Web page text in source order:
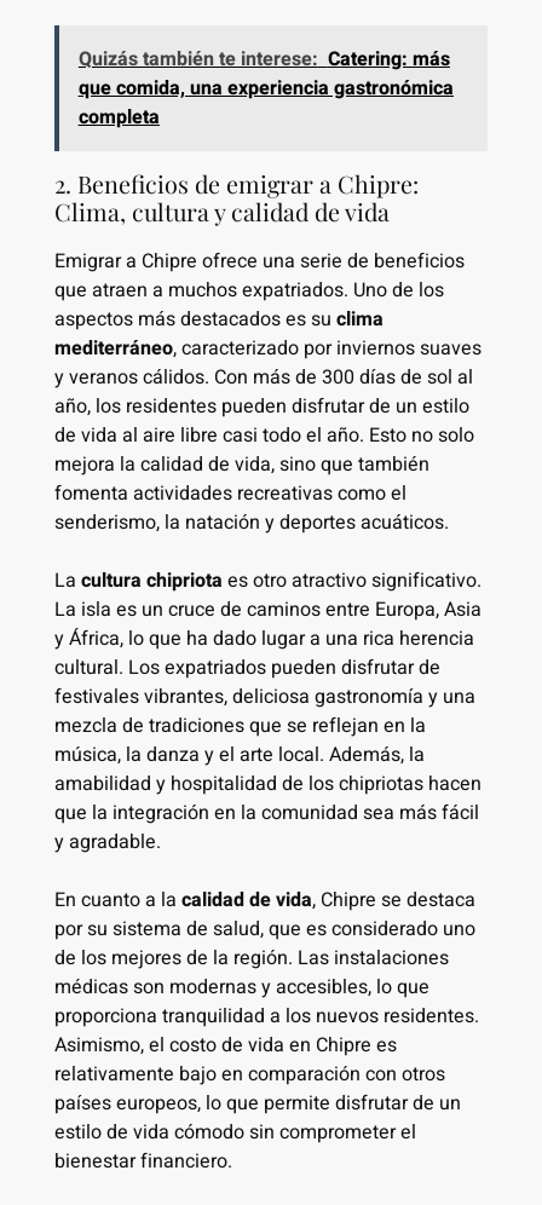
Quizás también te interese: Catering: más
que comida, una experiencia gastronómica
completa
2. Beneficios de emigrar a Chipre:
Clima, cultura y calidad de vida
Emigrar a Chipre ofrece una serie de beneficios
que atraen a muchos expatriados. Uno de los
aspectos más destacados es su clima
mediterráneo, caracterizado por inviernos suaves
y veranos cálidos. Con más de 300 días de sol al
año, los residentes pueden disfrutar de un estilo
de vida al aire libre casi todo el año. Esto no solo
mejora la calidad de vida, sino que también
fomenta actividades recreativas como el
senderismo, la natación y deportes acuáticos.
La cultura chipriota es otro atractivo significativo.
La isla es un cruce de caminos entre Europa, Asia
y África, lo que ha dado lugar a una rica herencia
cultural. Los expatriados pueden disfrutar de
festivales vibrantes, deliciosa gastronomía y una
mezcla de tradiciones que se reflejan en la
música, la danza y el arte local. Además, la
amabilidad y hospitalidad de los chipriotas hacen
que la integración en la comunidad sea más fácil
y agradable.
En cuanto a la calidad de vida, Chipre se destaca
por su sistema de salud, que es considerado uno
de los mejores de la región. Las instalaciones
médicas son modernas y accesibles, lo que
proporciona tranquilidad a los nuevos residentes.
Asimismo, el costo de vida en Chipre es
relativamente bajo en comparación con otros
países europeos, lo que permite disfrutar de un
estilo de vida cómodo sin comprometer el
bienestar financiero.